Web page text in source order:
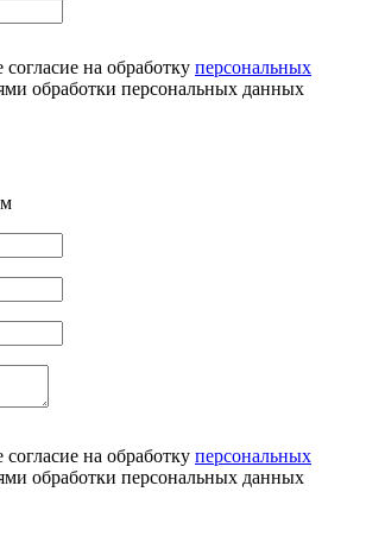
на обработку персональных
обработки персональных данных
на обработку персональных
обработки персональных данных